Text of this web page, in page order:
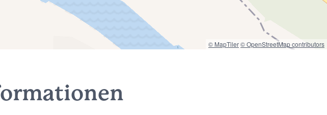
© MapTiler© OpenStreetMap contributors